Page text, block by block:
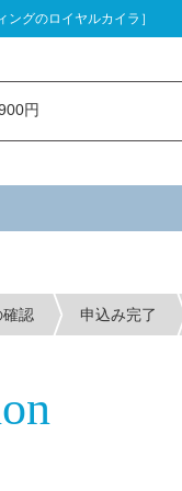
グのロイヤルカイラ］
円
確認 申込み完了